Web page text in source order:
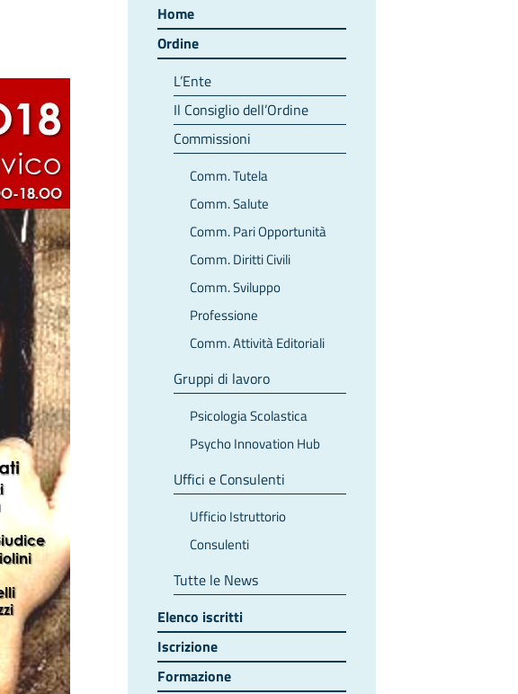
Home
Ordine
L’Ente
Il Consiglio dell’Ordine
Commissioni
Comm. Tutela
Comm. Salute
Comm. Pari Opportunità
Comm. Diritti Civili
Comm. Sviluppo
Professione
Comm. Attività Editoriali
Gruppi di lavoro
Psicologia Scolastica
Psycho Innovation Hub
Uffici e Consulenti
Ufficio Istruttorio
Consulenti
Tutte le News
Elenco iscritti
Iscrizione
Formazione